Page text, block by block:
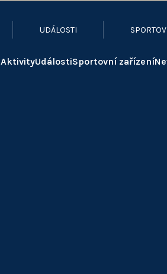
UDÁLOSTI
AktivityUdálostiSportovní zařízení